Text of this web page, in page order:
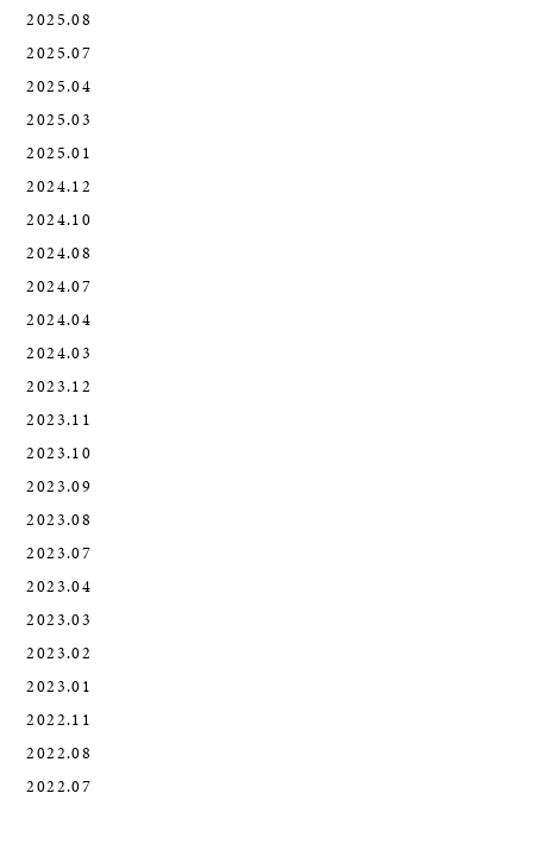
2025.08
2025.07
2025.04
2025.03
2025.01
2024.12
2024.10
2024.08
2024.07
2024.04
2024.03
2023.12
2023.11
2023.10
2023.09
2023.08
2023.07
2023.04
2023.03
2023.02
2023.01
2022.11
2022.08
2022.07